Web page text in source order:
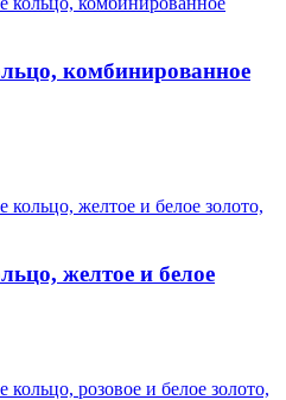
комбинированное
желтое и белое